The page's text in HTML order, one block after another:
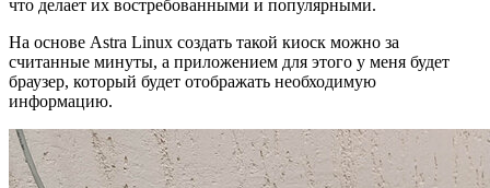
что делает их востребованными и популярными.
На основе Astra Linux создать такой киоск можно за
считанные минуты, а приложением для этого у меня будет
браузер, который будет отображать необходимую
информацию.